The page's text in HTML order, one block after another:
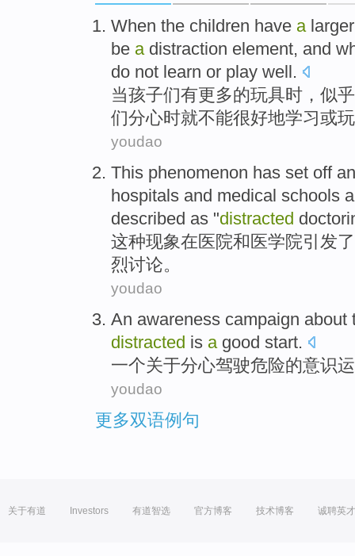
When the children have a
be a distraction element, and
do not learn or play well .
当孩子们有更多的玩具时， 似乎
们分心时就不能很好地学习 或
youdao
This phenomenon has set off an
hospitals and medical schools
described as "distracted
这种现象在医院和 医学院引发了
烈讨论。
youdao
An awareness campaign about
distracted is a good start.
一个关于分心驾驶危险的意识
youdao
更多双语例句
关于有道 Investors 有道智选 官方博客 技术博客 诚聘英才